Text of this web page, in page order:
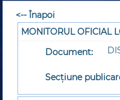
<-- Înapoi
MONITORUL OFICIAL
Document:
Secțiune